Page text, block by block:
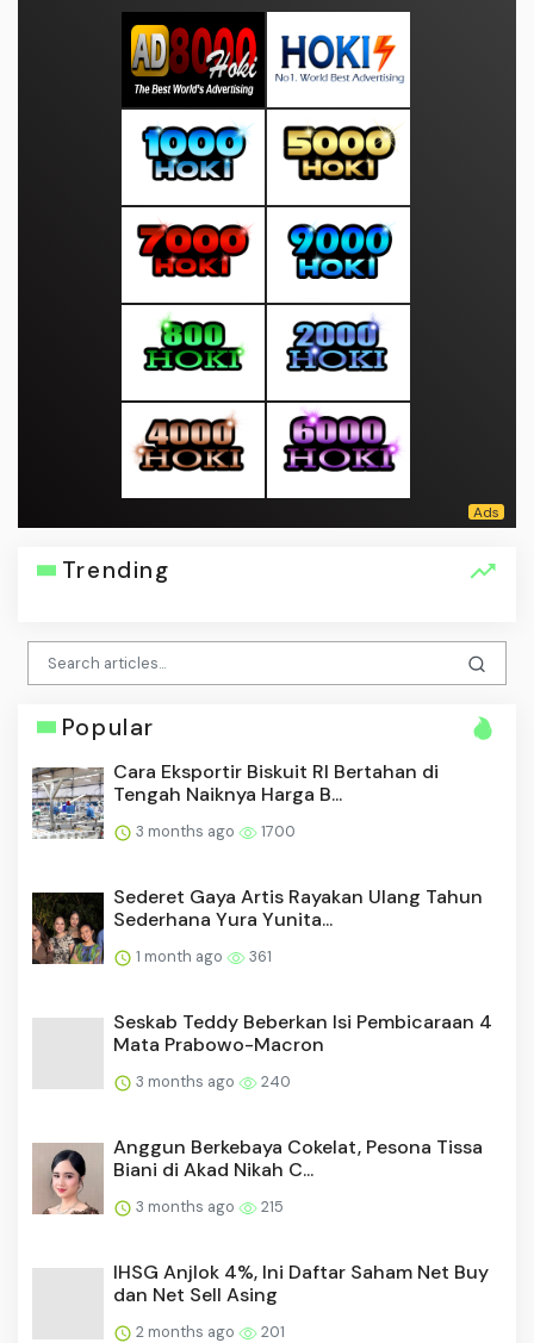
Trending
Popular
Cara Eksportir Biskuit RI Bertahan di
Tengah Naiknya Harga B...
3 months ago 1700
Sederet Gaya Artis Rayakan Ulang Tahun
Sederhana Yura Yunita...
1 month ago 361
Seskab Teddy Beberkan Isi Pembicaraan 4
Mata Prabowo-Macron
3 months ago 240
Anggun Berkebaya Cokelat, Pesona Tissa
Biani di Akad Nikah C...
3 months ago 215
IHSG Anjlok 4%, Ini Daftar Saham Net Buy
dan Net Sell Asing
2 months ago 201